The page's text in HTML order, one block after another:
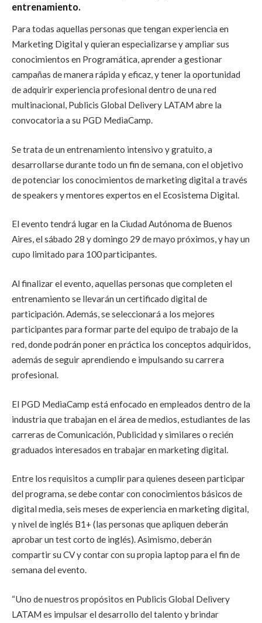
entrenamiento.
Para todas aquellas personas que tengan experiencia en
Marketing Digital y quieran especializarse y ampliar sus
conocimientos en Programática, aprender a gestionar
campañas de manera rápida y eficaz, y tener la oportunidad
de adquirir experiencia profesional dentro de una red
multinacional, Publicis Global Delivery LATAM abre la
convocatoria a su PGD MediaCamp.
Se trata de un entrenamiento intensivo y gratuito, a
desarrollarse durante todo un fin de semana, con el objetivo
de potenciar los conocimientos de marketing digital a través
de speakers y mentores expertos en el Ecosistema Digital.
El evento tendrá lugar en la Ciudad Autónoma de Buenos
Aires, el sábado 28 y domingo 29 de mayo próximos, y hay un
cupo limitado para 100 participantes.
Al finalizar el evento, aquellas personas que completen el
entrenamiento se llevarán un certificado digital de
participación. Además, se seleccionará a los mejores
participantes para formar parte del equipo de trabajo de la
red, donde podrán poner en práctica los conceptos adquiridos,
además de seguir aprendiendo e impulsando su carrera
profesional.
El PGD MediaCamp está enfocado en empleados dentro de la
industria que trabajan en el área de medios, estudiantes de las
carreras de Comunicación, Publicidad y similares o recién
graduados interesados en trabajar en marketing digital.
Entre los requisitos a cumplir para quienes deseen participar
del programa, se debe contar con conocimientos básicos de
digital media, seis meses de experiencia en marketing digital,
y nivel de inglés B1+ (las personas que apliquen deberán
aprobar un test corto de inglés). Asimismo, deberán
compartir su CV y contar con su propia laptop para el fin de
semana del evento.
“Uno de nuestros propósitos en Publicis Global Delivery
LATAM es impulsar el desarrollo del talento y brindar